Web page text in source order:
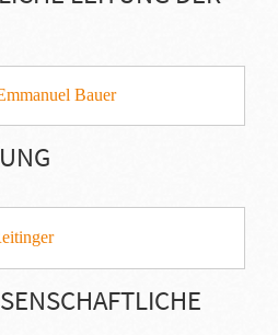
Bauer